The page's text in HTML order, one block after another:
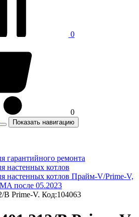
0
0
Показать навигацию
гарантийного ремонта
настенных котлов
настенных котлов Прайм-V/Prime-V,
после 05.2023
В Prime-V. Код:104063